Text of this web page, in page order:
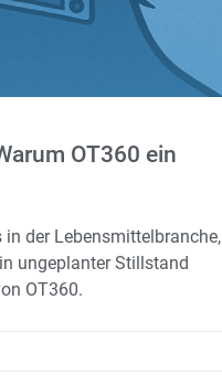
OT360 ein
der Lebensmittelbranche,
ungeplanter Stillstand
OT360.